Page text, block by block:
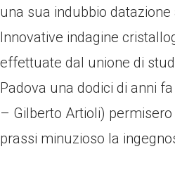
una sua indubbio datazione
Innovative indagine
effettuate dal unione di
Padova una dodici di anni
– Gilberto Artioli)
prassi minuzioso la